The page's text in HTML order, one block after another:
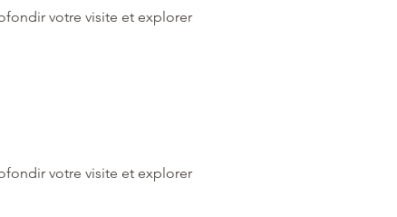
votre visite et explorer
votre visite et explorer